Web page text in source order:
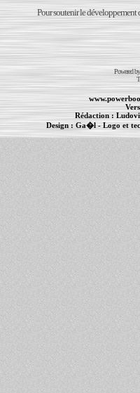
Pour soutenir le développement
Powered
Rédaction :
Design :Ga�l- Logo et
PowerBook